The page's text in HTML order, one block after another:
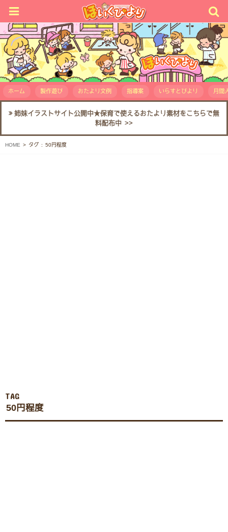
ホーム 製作遊び おたより文例 指導案 いらすとびより 月間
姉妹イラストサイト公開中★保育で使えるおたより素材をこちらで無
料配布中 >>
HOME タグ : 50円程度
TAG
50円程度